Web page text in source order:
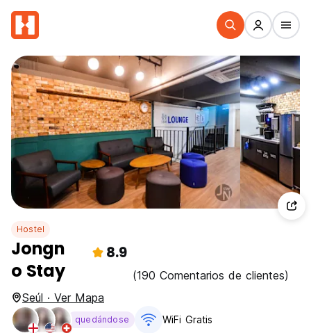
Hostel
Jongn
o Stay
8.9
(190 Comentarios de clientes)
Seúl · Ver Mapa
quedándose WiFi Gratis